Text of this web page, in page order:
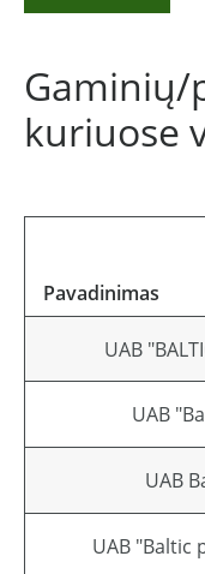
Gaminių/
kuriuose
Pavadinimas
UAB
UAB
UAB
UAB "Baltic